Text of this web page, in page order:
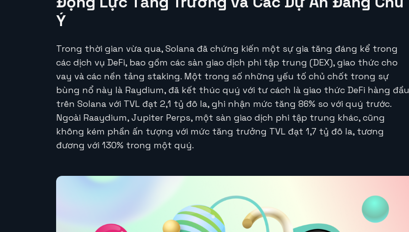
Ý
Trong thời gian vừa qua, Solana đã chứng kiến một sự gia tăng đáng kể trong
các dịch vụ DeFi, bao gồm các sàn giao dịch phi tập trung (DEX), giao thức cho
vay và các nền tảng staking. Một trong số những yếu tố chủ chốt trong sự
bùng nổ này là Raydium, đã kết thúc quý với tư cách là giao thức DeFi hàng đầu
trên Solana với TVL đạt 2,1 tỷ đô la, ghi nhận mức tăng 86% so với quý trước.
Ngoài Raaydium, Jupiter Perps, một sàn giao dịch phi tập trung khác, cũng
không kém phần ấn tượng với mức tăng trưởng TVL đạt 1,7 tỷ đô la, tương
đương với 130% trong một quý.